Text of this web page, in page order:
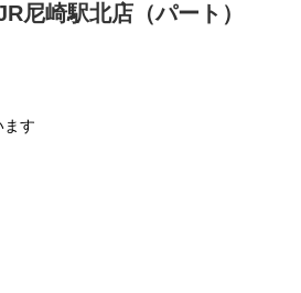
尼崎駅北店（パート）
ます